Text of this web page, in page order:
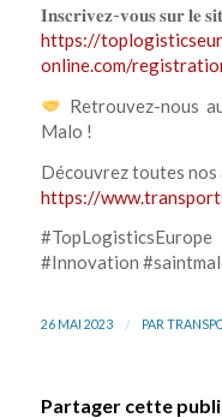
𝐈𝐧𝐬𝐜𝐫𝐢𝐯𝐞𝐳-𝐯𝐨𝐮𝐬 𝐬𝐮𝐫 𝐥𝐞
https://
online.com/
Retrouvez-nous
Malo !
Découvrez toutes nos
https://
#Innovation
26 MAI 2023 / PAR
Partager cette